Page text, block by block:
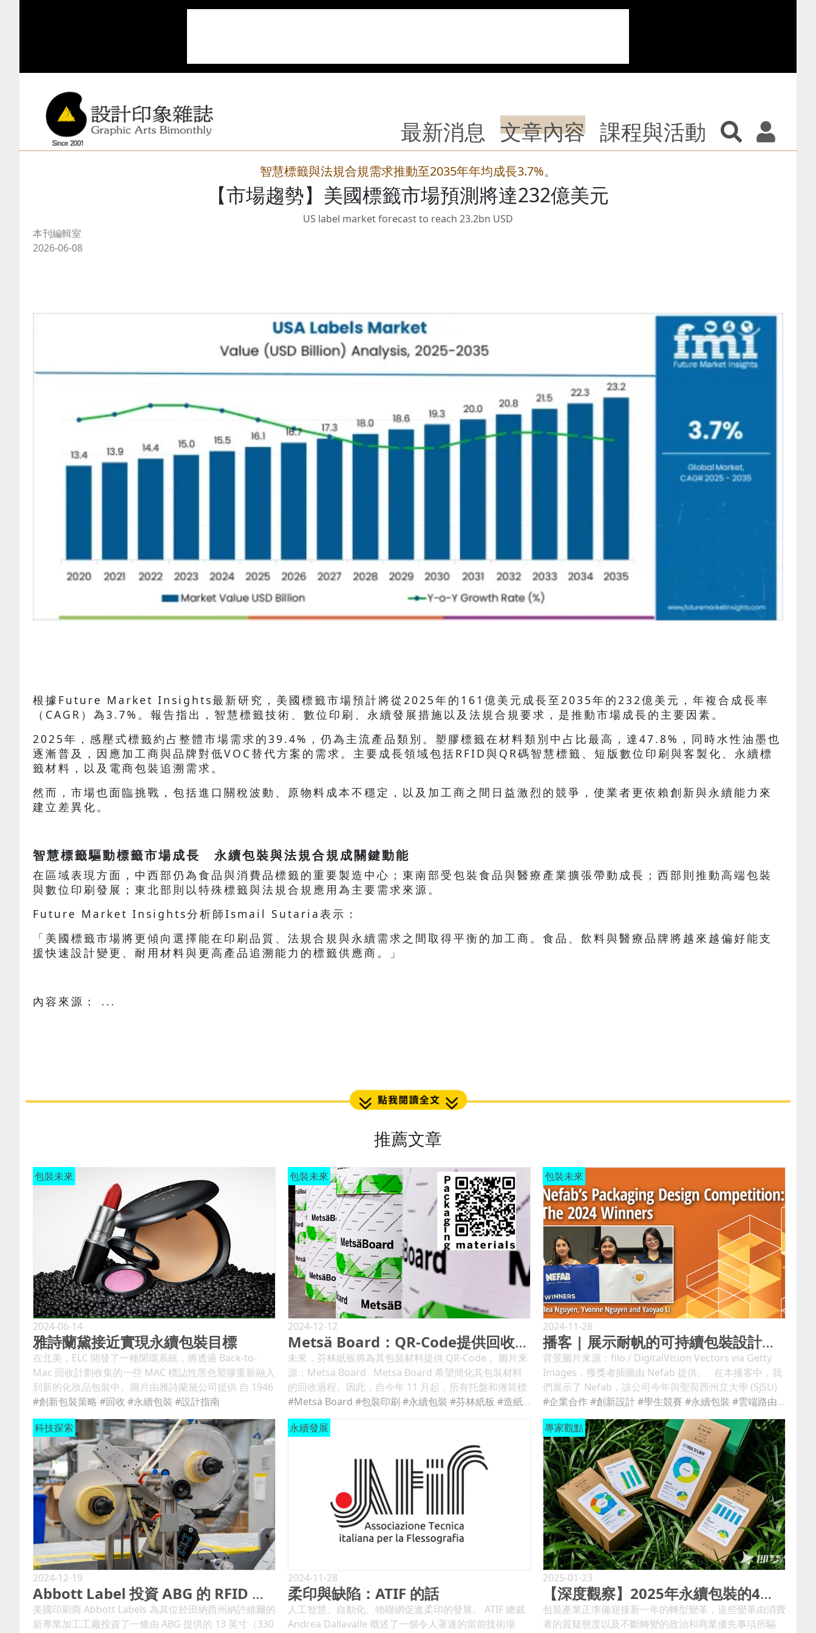
最新消息 文章內容 課程與活動
智慧標籤與法規合規需求推動至2035年年均成長3.7%。
【市場趨勢】美國標籤市場預測將達232億美元
US label market forecast to reach 23.2bn USD
本刊編輯室
2026-06-08
根據Future Market Insights最新研究，美國標籤市場預計將從2025年的161億美元成長至2035年的232億美元，年複合成長率
（CAGR）為3.7%。報告指出，智慧標籤技術、數位印刷、永續發展措施以及法規合規要求，是推動市場成長的主要因素。
2025年，感壓式標籤約占整體市場需求的39.4%，仍為主流產品類別。塑膠標籤在材料類別中占比最高，達47.8%，同時水性油墨也
逐漸普及，因應加工商與品牌對低VOC替代方案的需求。主要成長領域包括RFID與QR碼智慧標籤、短版數位印刷與客製化、永續標
籤材料，以及電商包裝追溯需求。
然而，市場也面臨挑戰，包括進口關稅波動、原物料成本不穩定，以及加工商之間日益激烈的競爭，使業者更依賴創新與永續能力來
建立差異化。
智慧標籤驅動標籤市場成長 永續包裝與法規合規成關鍵動能
在區域表現方面，中西部仍為食品與消費品標籤的重要製造中心；東南部受包裝食品與醫療產業擴張帶動成長；西部則推動高端包裝
與數位印刷發展；東北部則以特殊標籤與法規合規應用為主要需求來源。
Future Market Insights分析師Ismail Sutaria表示：
「美國標籤市場將更傾向選擇能在印刷品質、法規合規與永續需求之間取得平衡的加工商。食品、飲料與醫療品牌將越來越偏好能支
援快速設計變更、耐用材料與更高產品追溯能力的標籤供應商。」
內容來源： ...
推薦文章
包裝未來
2024-06-14
雅詩蘭黛接近實現永續包裝目標
在北美，ELC 開發了一種閉環系統，將透過 Back-to-
Mac 回收計劃收集的一些 MAC 標誌性黑色塑膠重新融入
到新的化妝品包裝中。圖片由雅詩蘭黛公司提供 自 1946
年以來，雅詩蘭黛公司一直是美容行業的中流砥柱，在其
經營的香水、護髮、護膚和彩妝四大產品類別中，以其優
雅、奢華和卓越品質而享譽全球。 ELC 擁​​有 20 多個品牌
組合，業務遍及 150 多個國家和地區，在推動永續發展
的全球影響力方面處於有利地位。這是該公司在整個組織
中承擔的責任，其對更永續包裝的承諾發揮著不可或缺的
作用。 2020 年，ELC 圍繞可持續包裝闡明了其目標，指
出到2025 年，按重量計算，其75% 至100% 的包裝將至
少滿足其所謂的“5 R”之一：可回收、可再填充、可重複
使用、回收或可恢復的。此外，該公司還承諾在 2025 年
將 PCR 的使用率增加到 25% 或更多，並在 2030 年將包
裝中的原生塑膠用量減少到 50% 或更少。 雖然 ELC 的目
標與許多快速消費品同行的目標類似，但進入奢侈品行業
卻面臨著獨特的挑戰。儘管如此，透過使用可靠的 SKU
級數據以及創新的新興技術和策略，該公司距離 2025 年
目標僅差幾個百分點。 平衡奢華、功能性和永續性 ELC
#創新包裝策略 #回收 #永續包裝 #設計指南
包裝未來
2024-12-12
Metsä Board：QR-Code提供回收資訊
未來，芬林紙板將為其包裝材料提供 QR-Code 。圖片來
源：Metsä Board Metsä Board 希望簡化其包裝材料
的回收過程。因此，自今年 11 月起，所有托盤和捲筒標
籤，無論供應數量如何，都會附有 QR-Code，供用戶檢
索相應材料的所有回收資訊。 該 QR-Code將引導客戶至
一個應用程式，該應用程式提供有關物流鏈中用於保護紙
箱和襯墊的不同包裝材料的詳細資訊。這些資訊旨在幫助
買家確定包裝每個元件的回收流程。客戶收到的所有材料
都應該能夠輕鬆分類和回收，並有助於減少送往垃圾填埋
場的廢物量，確保材料作為當地迴圈的一部分得到回收。
內容來源: https://www.print.de/
#Metsä Board #包裝印刷 #永續包裝 #芬林紙板 #造紙廠
包裝未來
2024-11-28
播客 | 展示耐帆的可持續包裝設計競賽
背景圖片來源：filo / DigitalVision Vectors via Getty
Images，獲獎者插圖由 Nefab 提供。 在本播客中，我
們展示了 Nefab，該公司今年與聖荷西州立大學 (SJSU)
合作推出了第二屆永續包裝設計競賽。 今年，SJSU 包裝
學位課程的學生受邀為雲端網路路由器開發創新、永續的
包裝解決方案，雲端網路路由器是雲端網路基礎設施的重
要組成部分。 在本次訪談中討論比賽的是 Nefab 高級設
計師 Derek Lam以及獲勝團隊的成員：Bea Nguyen、
Yvonne Nguyen 和 Yaoyao Li。 在這次討論中，林強
調了耐帆在包裝方面的專長，以及與 SJSU 在設計競賽上
的合作如何取得成果。 「這是耐帆與大學學生合作的另
一種方式，讓他們展示他們的批判性思考能力和創新想
法，」林解釋道。 “它使我們能夠回饋社區並探索新一代
設計師。” 獲獎設計將外箱和緩衝系統整合到一塊可折
疊的瓦楞紙板中，並透過鎖定片固定，無需使用膠水或膠
帶。 學生與獲獎團隊交談，討論： 獲獎解決方案的關鍵
組成部分；作為競賽獲勝者，他們有機會在聖荷西的耐帆
工程中心實習；以及他們大學畢業後打算做什麼。 「我
們都計劃繼續透過出現的機會獲得更多知識。到目前為
#企業合作#創新設計#學生競賽 #永續包裝 #雲端路由器
科技探索
2024-12-19
Abbott Label 投資 ABG 的 RFID 轉換設備
美國印刷商 Abbott Labels 為其位於田納西州納許維爾的
新專業加工工廠投資了一條由 ABG 提供的 13 英寸（330
永續發展
2024-11-28
柔印與缺陷：ATIF 的話
人工智慧、自動化、物聯網促進柔印的發展。 ATIF 總裁
Andrea Dallavalle 概述了一個令人著迷的當前技術場
專家觀點
2025-01-23
【深度觀察】2025年永續包裝的4個關鍵預測
包裝產業正準備迎接新一年的轉型變革，這些變革由消費
者的質疑態度以及不斷轉變的政治和商業優先事項所驅